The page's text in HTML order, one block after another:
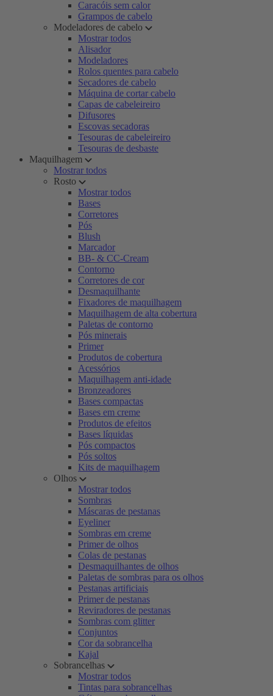
Caracóis sem calor
Grampos de cabelo
Modeladores de cabelo
Mostrar todos
Alisador
Modeladores
Rolos quentes para cabelo
Secadores de cabelo
Máquina de cortar cabelo
Capas de cabeleireiro
Difusores
Escovas secadoras
Tesouras de cabeleireiro
Tesouras de desbaste
Maquilhagem
Mostrar todos
Rosto
Mostrar todos
Bases
Corretores
Pós
Blush
Marcador
BB- & CC-Cream
Contorno
Corretores de cor
Desmaquilhante
Fixadores de maquilhagem
Maquilhagem de alta cobertura
Paletas de contorno
Pós minerais
Primer
Produtos de cobertura
Acessórios
Maquilhagem anti-idade
Bronzeadores
Bases compactas
Bases em creme
Produtos de efeitos
Bases líquidas
Pós compactos
Pós soltos
Kits de maquilhagem
Olhos
Mostrar todos
Sombras
Máscaras de pestanas
Eyeliner
Sombras em creme
Primer de olhos
Colas de pestanas
Desmaquilhantes de olhos
Paletas de sombras para os olhos
Pestanas artificiais
Primer de pestanas
Reviradores de pestanas
Sombras com glitter
Conjuntos
Cor da sobrancelha
Kajal
Sobrancelhas
Mostrar todos
Tintas para sobrancelhas